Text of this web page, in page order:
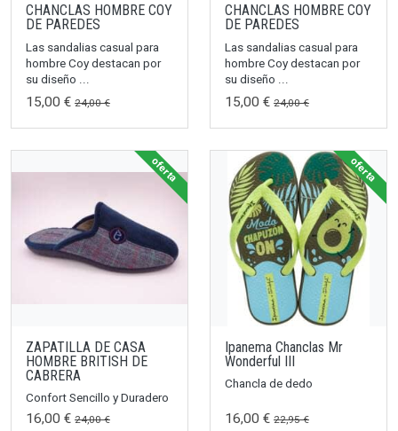
CHANCLAS HOMBRE COY
DE PAREDES
Las sandalias casual para
hombre Coy destacan por
su diseño ...
15,00 € 24,00 €
CHANCLAS HOMBRE COY
DE PAREDES
Las sandalias casual para
hombre Coy destacan por
su diseño ...
15,00 € 24,00 €
ZAPATILLA DE CASA
HOMBRE BRITISH DE
CABRERA
Confort Sencillo y Duradero
16,00 € 24,00 €
oferta
Ipanema Chanclas Mr
Wonderful III
Chancla de dedo
16,00 € 22,95 €
oferta